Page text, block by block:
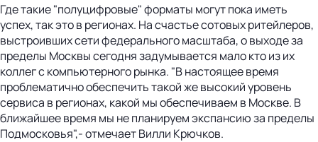
Где такие "полуцифровые" форматы могут пока иметь
успех, так это в регионах. На счастье сотовых ритейлеров,
выстроивших сети федерального масштаба, о выходе за
пределы Москвы сегодня задумывается мало кто из их
коллег с компьютерного рынка. "В настоящее время
проблематично обеспечить такой же высокий уровень
сервиса в регионах, какой мы обеспечиваем в Москве. В
ближайшее время мы не планируем экспансию за пределы
Подмосковья",- отмечает Вилли Крючков.